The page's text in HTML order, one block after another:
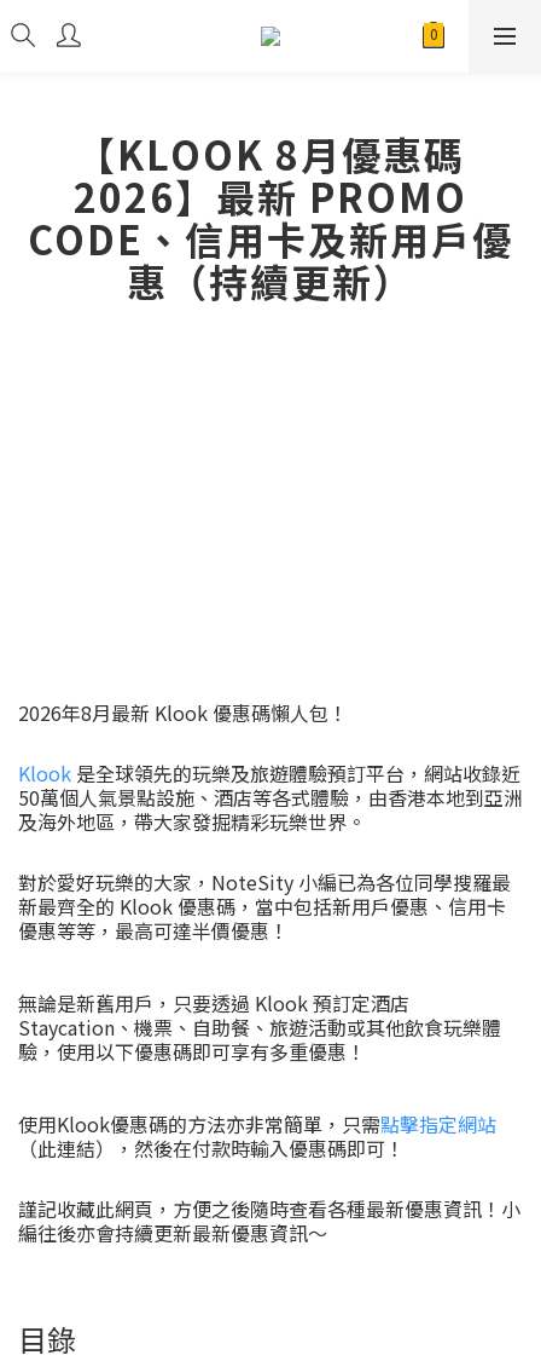
【KLOOK 8月優惠碼
2026】最新 PROMO
CODE、信用卡及新用戶優
惠（持續更新）
2026年8月最新 Klook 優惠碼懶人包！
Klook 是全球領先的玩樂及旅遊體驗預訂平台，網站收錄近
50萬個人氣景點設施、酒店等各式體驗，由香港本地到亞洲
及海外地區，帶大家發掘精彩玩樂世界。
對於愛好玩樂的大家，NoteSity 小編已為各位同學搜羅最
新最齊全的 Klook 優惠碼，當中包括新用戶優惠、信用卡
優惠等等，最高可達半價優惠！
無論是新舊用戶，只要透過 Klook 預訂定酒店
Staycation、機票、自助餐、旅遊活動或其他飲食玩樂體
驗，使用以下優惠碼即可享有多重優惠！
使用Klook優惠碼的方法亦非常簡單，只需點擊指定網站
（此連結），然後在付款時輸入優惠碼即可！
謹記收藏此網頁，方便之後隨時查看各種最新優惠資訊！小
編往後亦會持續更新最新優惠資訊～
目錄